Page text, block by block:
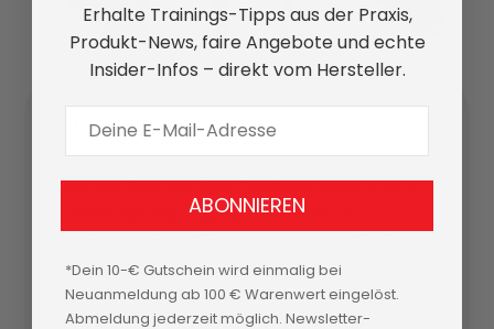
Vielseitiges Langhanteltraining auf höchstem
sichere und vielseitige Basis für intensives
ermöglichen es, die Hantelablagen auch J Cups
genannt exakt auf Körpergröße und Übung
abzustimmen. Ob Bankdrücken Kniebeugen oder
Erhalte Trainings-Tipps aus der Praxis,
Produkt-News, faire Angebote und echte
Insider-Infos – direkt vom Hersteller.
E-Mail Adresse
ABONNIEREN
*Dein 10-€ Gutschein wird einmalig bei
Neuanmeldung ab 100 € Warenwert eingelöst.
Abmeldung jederzeit möglich. Newsletter-